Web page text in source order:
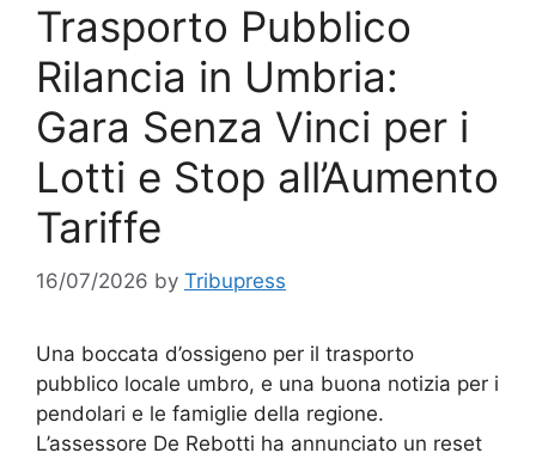
Trasporto Pubblico
Rilancia in Umbria:
Gara Senza Vinci per i
Lotti e Stop all’Aumento
Tariffe
16/07/2026 by Tribupress
Una boccata d’ossigeno per il trasporto
pubblico locale umbro, e una buona notizia per i
pendolari e le famiglie della regione.
L’assessore De Rebotti ha annunciato un reset